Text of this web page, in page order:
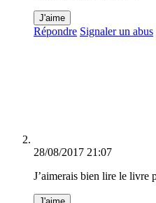
J'aime
Répondre Signaler un abus
28/08/2017 21:07
J’aimerais bien lire le livre